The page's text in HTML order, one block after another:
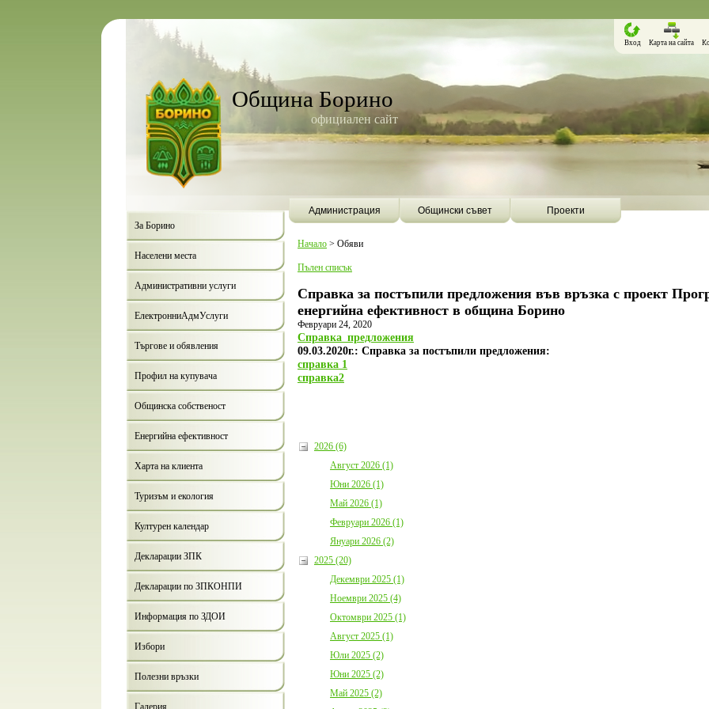
Община Борино
официален сайт
Вход Карта на сайта
Администрация Общински съвет
Проекти
За Борино
Населени места
Административни услуги
ЕлектронниАдмУслуги
Търгове и обявления
Профил на купувача
Общинска собственост
Енергийна ефективност
Харта на клиента
Туризъм и екология
Културен календар
Декларации ЗПК
Декларации по ЗПКОНПИ
Информация по ЗДОИ
Избори
Полезни връзки
Галерия
Начало > Обяви
Пълен списък
Справка за постъпили предложения във връзка с проект
енергийна ефективност в община Борино
Февруари 24, 2020
Справка_предложения
09.03.2020г.: Справка за постъпили предложения:
справка 1
справка2
2026 (6)
Август 2026 (1)
Юни 2026 (1)
Май 2026 (1)
Февруари 2026 (1)
Януари 2026 (2)
2025 (20)
Декември 2025 (1)
Ноември 2025 (4)
Октомври 2025 (1)
Август 2025 (1)
Юли 2025 (2)
Юни 2025 (2)
Май 2025 (2)
Борино ще бъде първата община в
България с план за мирно